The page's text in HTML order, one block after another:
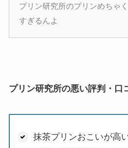
プリン研究所のプリンめちゃ
すぎるんよ
プリン研究所の悪い評判・口
抹茶プリンおこいが高